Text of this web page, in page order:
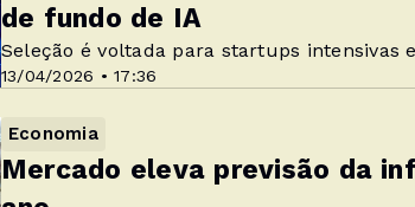
13/04/2026 • 17:36
de fundo de IA
Seleção é voltada para startups intensivas
Economia
Mercado eleva previsão da